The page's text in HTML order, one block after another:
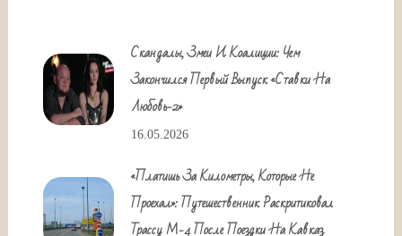
Скандалы, Змеи И Коалиции: Чем
Закончился Первый Выпуск «Ставки На
Любовь-2»
16.05.2026
«Платишь За Километры, Которые Не
Проехал»: Путешественник Раскритиковал
Трассу М-4 После Поездки На Кавказ